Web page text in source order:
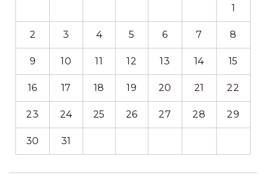
1
2 3 4 5 6 7 8
9 10 11 12 13 14 15
16 17 18 19 20 21 22
23 24 25 26 27 28 29
30 31